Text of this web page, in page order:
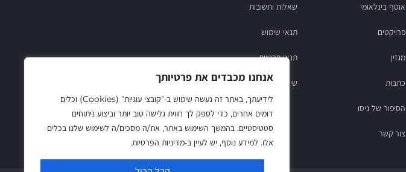
אנחנו מכבדים את פרטיותך
לידיעתך, באתר זה נעשה שימוש ב‑״קובצי עוגיות״ (Cookies) וכלים
דומים אחרים, כדי לספק לך חווית גלישה טוב יותר וביצוע ניתוחים
סטטיסטיים. בהמשך השימוש באתר, את/ה מסכים/ה לשימוש שלנו בכלים
אלו. למידע נוסף, יש לעיין ב‑מדיניות הפרטיות.
אוסף בינלאומי
פרויקטים
מגזין
כתבות
הסיפור של ניסו
צור קשר
שאלות ותשובות
תנאי שימוש
תנאי פרטיות
שירות לקוחות: 03-6837822